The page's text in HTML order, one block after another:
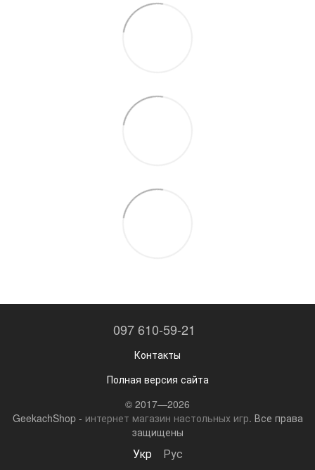
097 610-59-21
Контакты
Полная версия сайта
© 2017—2026
GeekachShop - интернет магазин настольных игр. Все права
защищены
Укр Рус